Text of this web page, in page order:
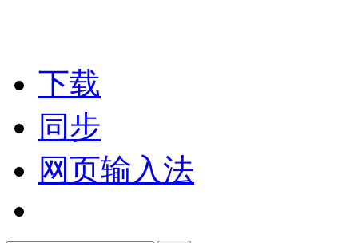
下载
同步
网页输入法